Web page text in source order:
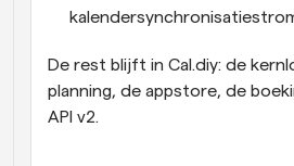
De rest blijft in Cal.diy: de
planning, de appstore, de
API v2.